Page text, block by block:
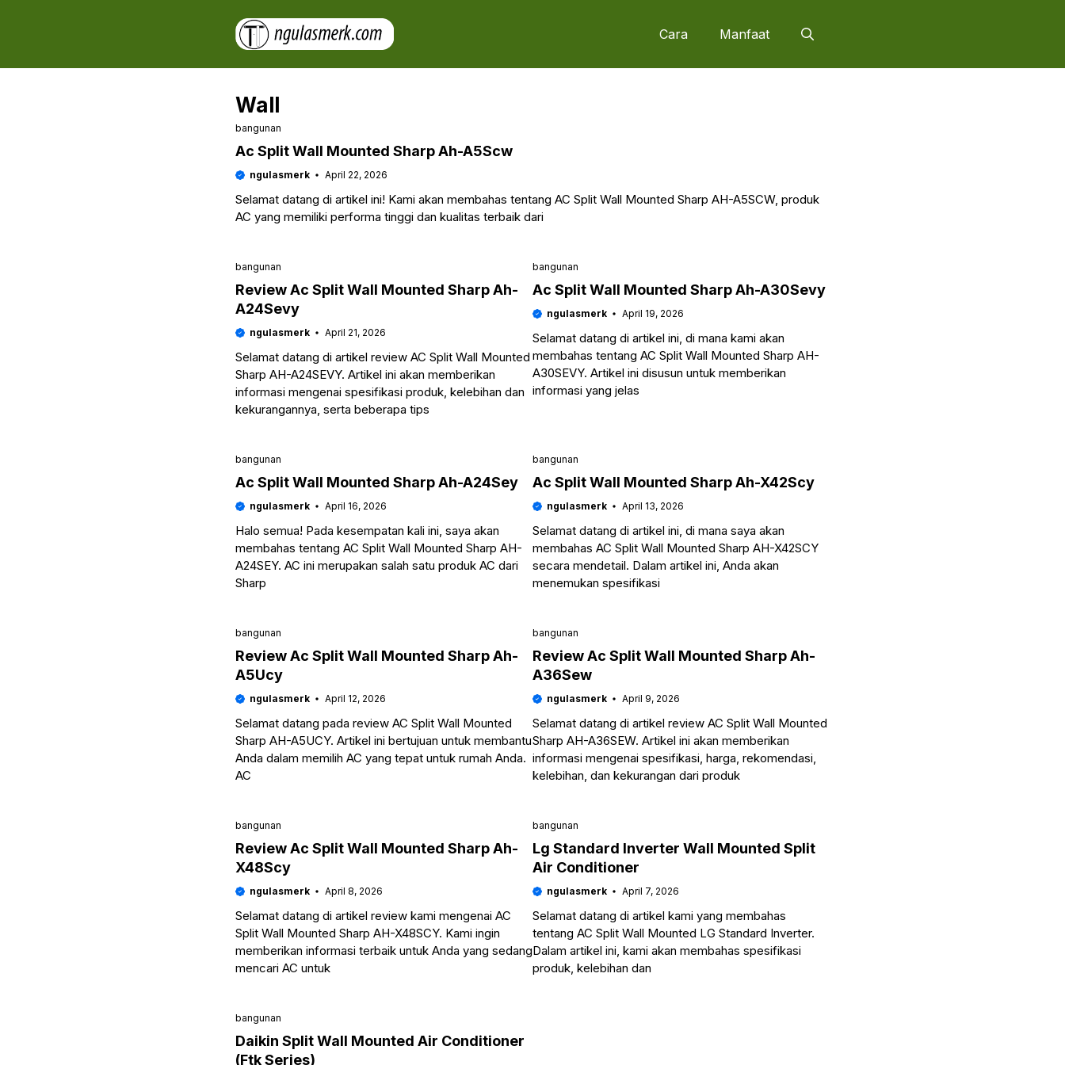
Cara Manfaat
Wall
bangunan
Ac Split Wall Mounted Sharp Ah-A5Scw
ngulasmerk April 22, 2026
Selamat datang di artikel ini! Kami akan membahas tentang AC Split Wall Mounted Sharp AH-A5SCW, produk
AC yang memiliki performa tinggi dan kualitas terbaik dari
bangunan
Review Ac Split Wall Mounted Sharp Ah-
A24Sevy
ngulasmerk April 21, 2026
Selamat datang di artikel review AC Split Wall Mounted
Sharp AH-A24SEVY. Artikel ini akan memberikan
informasi mengenai spesifikasi produk, kelebihan dan
kekurangannya, serta beberapa tips
bangunan
Ac Split Wall Mounted Sharp Ah-A30Sevy
ngulasmerk April 19, 2026
Selamat datang di artikel ini, di mana kami akan
membahas tentang AC Split Wall Mounted Sharp AH-
A30SEVY. Artikel ini disusun untuk memberikan
informasi yang jelas
bangunan
Ac Split Wall Mounted Sharp Ah-A24Sey
ngulasmerk April 16, 2026
Halo semua! Pada kesempatan kali ini, saya akan
membahas tentang AC Split Wall Mounted Sharp AH-
A24SEY. AC ini merupakan salah satu produk AC dari
Sharp
bangunan
Ac Split Wall Mounted Sharp Ah-X42Scy
ngulasmerk April 13, 2026
Selamat datang di artikel ini, di mana saya akan
membahas AC Split Wall Mounted Sharp AH-X42SCY
secara mendetail. Dalam artikel ini, Anda akan
menemukan spesifikasi
bangunan
Review Ac Split Wall Mounted Sharp Ah-
A5Ucy
ngulasmerk April 12, 2026
Selamat datang pada review AC Split Wall Mounted
Sharp AH-A5UCY. Artikel ini bertujuan untuk membantu
Anda dalam memilih AC yang tepat untuk rumah Anda.
AC
bangunan
Review Ac Split Wall Mounted Sharp Ah-
A36Sew
ngulasmerk April 9, 2026
Selamat datang di artikel review AC Split Wall Mounted
Sharp AH-A36SEW. Artikel ini akan memberikan
informasi mengenai spesifikasi, harga, rekomendasi,
kelebihan, dan kekurangan dari produk
bangunan
Review Ac Split Wall Mounted Sharp Ah-
X48Scy
ngulasmerk April 8, 2026
Selamat datang di artikel review kami mengenai AC
Split Wall Mounted Sharp AH-X48SCY. Kami ingin
memberikan informasi terbaik untuk Anda yang sedang
mencari AC untuk
bangunan
Lg Standard Inverter Wall Mounted Split
Air Conditioner
ngulasmerk April 7, 2026
Selamat datang di artikel kami yang membahas
tentang AC Split Wall Mounted LG Standard Inverter.
Dalam artikel ini, kami akan membahas spesifikasi
produk, kelebihan dan
bangunan
Daikin Split Wall Mounted Air Conditioner
(Ftk Series)